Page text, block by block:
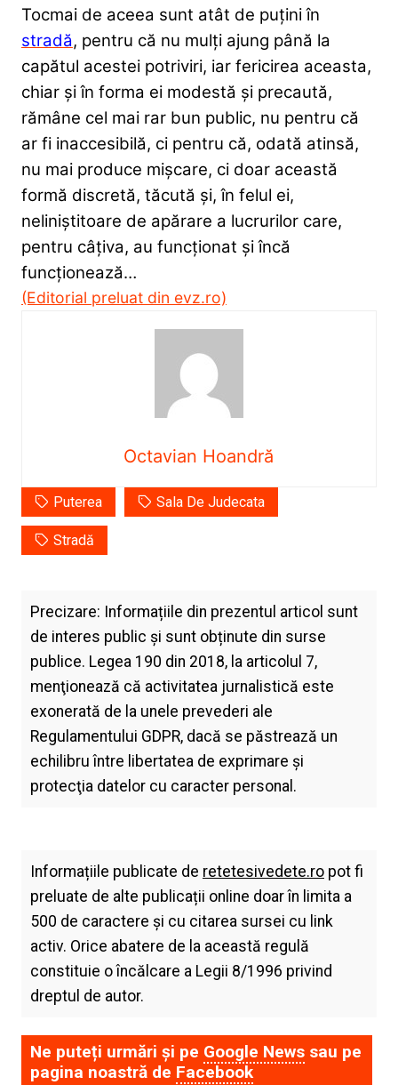
Tocmai de aceea sunt atât de puțini în
stradă, pentru că nu mulți ajung până la
capătul acestei potriviri, iar fericirea aceasta,
chiar și în forma ei modestă și precaută,
rămâne cel mai rar bun public, nu pentru că
ar fi inaccesibilă, ci pentru că, odată atinsă,
nu mai produce mișcare, ci doar această
formă discretă, tăcută și, în felul ei,
neliniștitoare de apărare a lucrurilor care,
pentru câțiva, au funcționat și încă
funcționează…
(Editorial preluat din evz.ro)
Octavian Hoandră
Puterea Sala De Judecata
Stradă
Precizare: Informațiile din prezentul articol sunt
de interes public și sunt obținute din surse
publice. Legea 190 din 2018, la articolul 7,
menţionează că activitatea jurnalistică este
exonerată de la unele prevederi ale
Regulamentului GDPR, dacă se păstrează un
echilibru între libertatea de exprimare şi
protecţia datelor cu caracter personal.
Informațiile publicate de retetesivedete.ropot fi
preluate de alte publicații online doar în limita a
500 de caractere și cu citarea sursei cu link
activ. Orice abatere de la această regulă
constituie o încălcare a Legii 8/1996 privind
dreptul de autor.
Ne puteți urmări și pe Google Newssau pe
pagina noastră de Facebook